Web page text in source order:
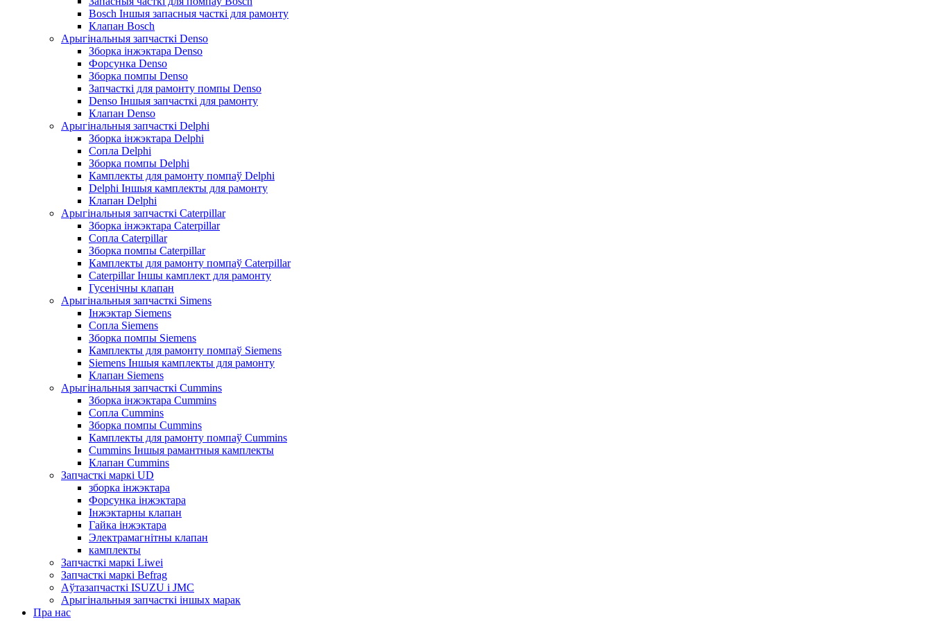
Bosch Іншыя запасныя часткі для рамонту
Клапан Bosch
Арыгінальныя запчасткі Denso
Зборка інжэктара Denso
Форсунка Denso
Зборка помпы Denso
Запчасткі для рамонту помпы Denso
Denso Іншыя запчасткі для рамонту
Клапан Denso
Арыгінальныя запчасткі Delphi
Зборка інжэктара Delphi
Сопла Delphi
Зборка помпы Delphi
Камплекты для рамонту помпаў Delphi
Delphi Іншыя камплекты для рамонту
Клапан Delphi
Арыгінальныя запчасткі Caterpillar
Зборка інжэктара Caterpillar
Сопла Caterpillar
Зборка помпы Caterpillar
Камплекты для рамонту помпаў Caterpillar
Caterpillar Іншы камплект для рамонту
Гусенічны клапан
Арыгінальныя запчасткі Simens
Інжэктар Siemens
Сопла Siemens
Зборка помпы Siemens
Камплекты для рамонту помпаў Siemens
Siemens Іншыя камплекты для рамонту
Клапан Siemens
Арыгінальныя запчасткі Cummins
Зборка інжэктара Cummins
Сопла Cummins
Зборка помпы Cummins
Камплекты для рамонту помпаў Cummins
Cummins Іншыя рамантныя камплекты
Клапан Cummins
Запчасткі маркі UD
зборка інжэктара
Форсунка інжэктара
Інжэктарны клапан
Гайка інжэктара
Электрамагнітны клапан
камплекты
Запчасткі маркі Liwei
Запчасткі маркі Befrag
Аўтазапчасткі ISUZU і JMC
Арыгінальныя запчасткі іншых марак
Пра нас